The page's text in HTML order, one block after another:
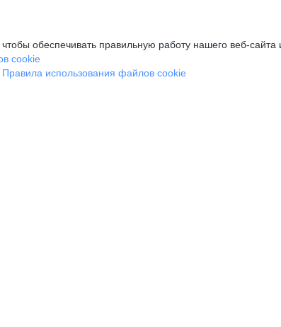
обеспечивать правильную работу нашего веб-сайта
cookie
Правила использования файлов cookie